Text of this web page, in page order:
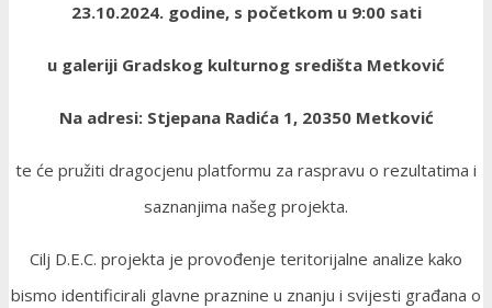
23.10.2024. godine, s početkom u 9:00 sati
u galeriji Gradskog kulturnog središta Metković
Na adresi: Stjepana Radića 1, 20350 Metković
te će pružiti dragocjenu platformu za raspravu o rezultatima i
saznanjima našeg projekta.
Cilj D.E.C. projekta je provođenje teritorijalne analize kako
bismo identificirali glavne praznine u znanju i svijesti građana o